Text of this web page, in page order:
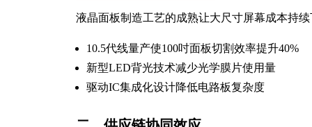
液晶面板制造工艺的成熟让大尺寸屏幕成本持
10.5代线量产使100吋面板切割效率提升40%
新型LED背光技术减少光学膜片使用量
驱动IC集成化设计降低电路板复杂度